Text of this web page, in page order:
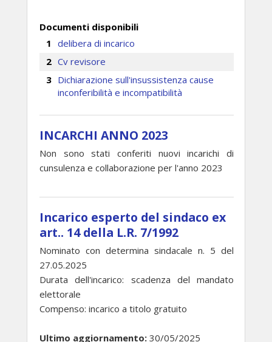
Documenti disponibili
delibera di incarico
Cv revisore
Dichiarazione sull'insussistenza cause
inconferibilità e incompatibilità
INCARCHI ANNO 2023
Non sono stati conferiti nuovi incarichi di
cunsulenza e collaborazione per l'anno 2023
Incarico esperto del sindaco ex
art.. 14 della L.R. 7/1992
Nominato con determina sindacale n. 5 del
27.05.2025
Durata dell'incarico: scadenza del mandato
elettorale
Compenso: incarico a titolo gratuito
Ultimo aggiornamento: 30/05/2025